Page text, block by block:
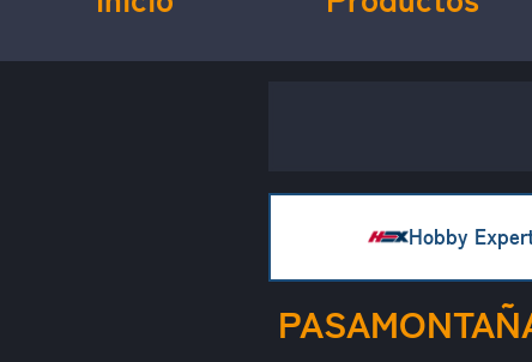
Hobby